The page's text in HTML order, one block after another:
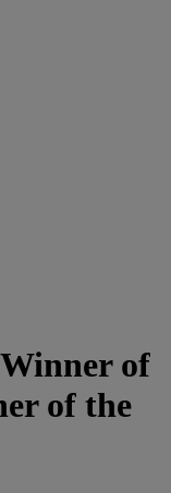
of
of the